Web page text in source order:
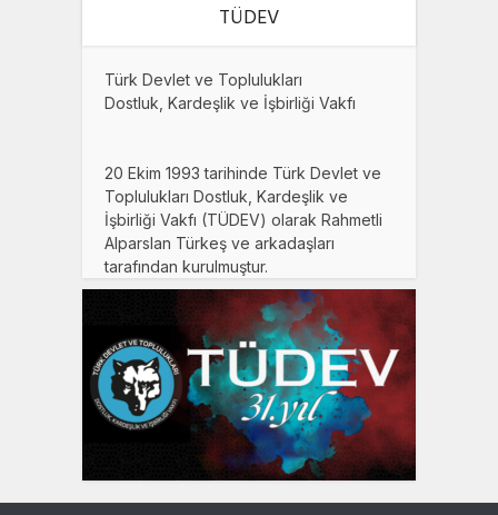
TÜDEV
Türk Devlet ve Toplulukları
Dostluk, Kardeşlik ve İşbirliği Vakfı
20 Ekim 1993 tarihinde Türk Devlet ve
Toplulukları Dostluk, Kardeşlik ve
İşbirliği Vakfı (TÜDEV) olarak Rahmetli
Alparslan Türkeş ve arkadaşları
tarafından kurulmuştur.